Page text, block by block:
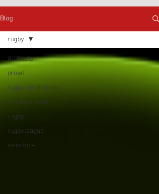
Blog
All Posts
projet
rugbyconditioning
entrainement
rugby
rugbyleague
structure
rugby